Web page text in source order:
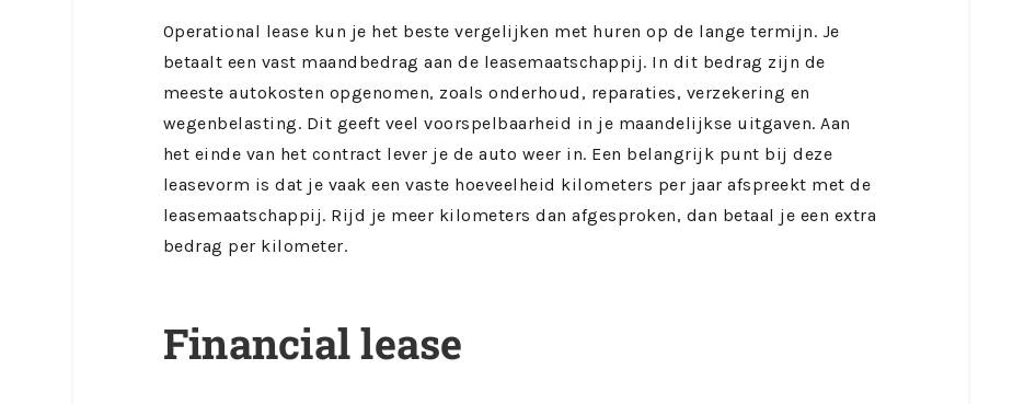
Operational lease kun je het beste vergelijken met huren op de lange termijn. Je
betaalt een vast maandbedrag aan de leasemaatschappij. In dit bedrag zijn de
meeste autokosten opgenomen, zoals onderhoud, reparaties, verzekering en
wegenbelasting. Dit geeft veel voorspelbaarheid in je maandelijkse uitgaven. Aan
het einde van het contract lever je de auto weer in. Een belangrijk punt bij deze
leasevorm is dat je vaak een vaste hoeveelheid kilometers per jaar afspreekt met de
leasemaatschappij. Rijd je meer kilometers dan afgesproken, dan betaal je een extra
bedrag per kilometer.
Financial lease